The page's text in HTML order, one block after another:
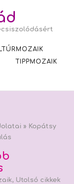
TIPPMOZAIK
» Kopátsy
, Utolsó cikkek